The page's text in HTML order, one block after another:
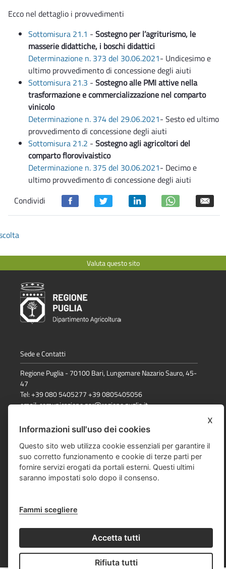
Ecco nel dettaglio i provvedimenti
Sottomisura 21.1 - Sostegno per l’agriturismo, le
masserie didattiche, i boschi didattici
Determinazione n. 373 del 30.06.2021- Undicesimo e
ultimo provvedimento di concessione degli aiuti
Sottomisura 21.3 - Sostegno alle PMI attive nella
trasformazione e commercializzazione nel comparto
vinicolo
Determinazione n. 374 del 29.06.2021- Sesto ed ultimo
provvedimento di concessione degli aiuti
Sottomisura 21.2 - Sostegno agli agricoltori del
comparto florovivaistico
Determinazione n. 375 del 30.06.2021- Decimo e
ultimo provvedimento di concessione degli aiuti
Condividi
Valuta questo sito
Sede e Contatti
Regione Puglia - 70100 Bari, Lungomare Nazario Sauro, 45-
47
Tel: +39 080 5405277 +39 0805405056
email:comunicazione.psr@regione.puglia.it
Note Legali
Cookie e privacy
Mappa del sito
© Regione Puglia
x
Informazioni sull'uso dei cookies
Questo sito web utilizza cookie essenziali per garantire il
suo corretto funzionamento e cookie di terze parti per
fornire servizi erogati da portali esterni. Questi ultimi
saranno impostati solo dopo il consenso.
Fammi scegliere
Accetta tutti
Rifiuta tutti